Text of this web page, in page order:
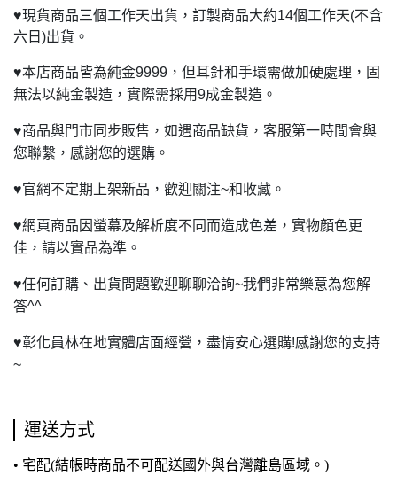
♥現貨商品三個工作天出貨，訂製商品大約14個工作天(不含
六日)出貨。
♥本店商品皆為純金9999，但耳針和手環需做加硬處理，固
無法以純金製造，實際需採用9成金製造。
♥商品與門市同步販售，如遇商品缺貨，客服第一時間會與
您聯繫，感謝您的選購。
♥官網不定期上架新品，歡迎關注~和收藏。
♥網頁商品因螢幕及解析度不同而造成色差，實物顏色更
佳，請以實品為準。
♥任何訂購、出貨問題歡迎聊聊洽詢~我們非常樂意為您解
答^^
♥彰化員林在地實體店面經營，盡情安心選購!感謝您的支持
~
運送方式
• 宅配(結帳時商品不可配送國外與台灣離島區域。)